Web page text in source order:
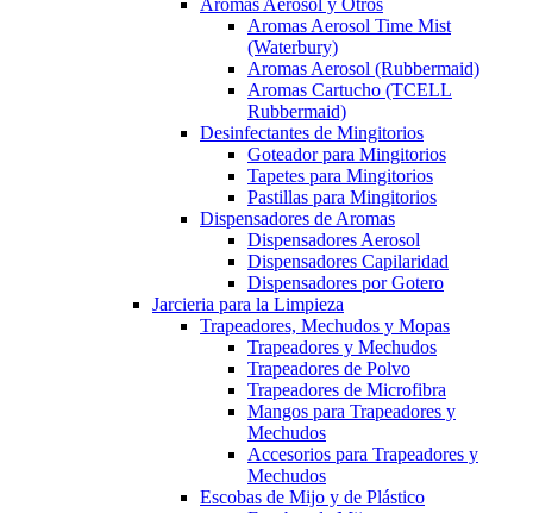
Aromas Aerosol y Otros
Aromas Aerosol Time Mist
(Waterbury)
Aromas Aerosol (Rubbermaid)
Aromas Cartucho (TCELL
Rubbermaid)
Desinfectantes de Mingitorios
Goteador para Mingitorios
Tapetes para Mingitorios
Pastillas para Mingitorios
Dispensadores de Aromas
Dispensadores Aerosol
Dispensadores Capilaridad
Dispensadores por Gotero
Jarcieria para la Limpieza
Trapeadores, Mechudos y Mopas
Trapeadores y Mechudos
Trapeadores de Polvo
Trapeadores de Microfibra
Mangos para Trapeadores y
Mechudos
Accesorios para Trapeadores y
Mechudos
Escobas de Mijo y de Plástico